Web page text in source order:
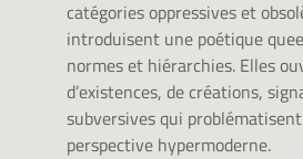
catégories oppressives et
introduisent une poétique
normes et hiérarchies. Elles
d’existences, de créations,
subversives qui
perspective hypermoderne.